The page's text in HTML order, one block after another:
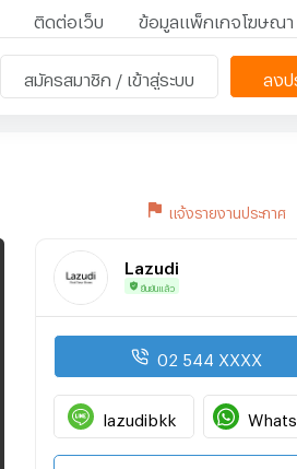
ติดต่อเว็บ ข้อมูลแพ็กเกจโฆษณา
สมัครสมาชิก / เข้าสู่ระบบ ลงป
แจ้งรายงานประกาศ
Lazudi
ยืนยันแล้ว
02 544 XXXX
lazudibkk